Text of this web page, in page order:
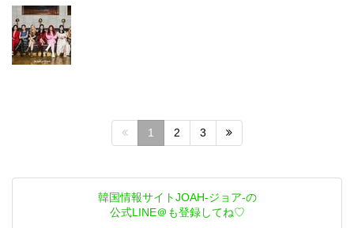
1 2 3
韓国情報サイトJOAH-ジョア-の
公式LINE＠も登録してね♡